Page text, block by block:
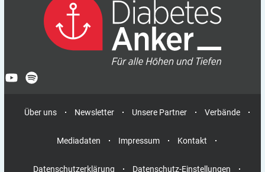
Über uns Newsletter Unsere Partner Verbände
Mediadaten Impressum Kontakt
Datenschutzerklärung Datenschutz-Einstellungen